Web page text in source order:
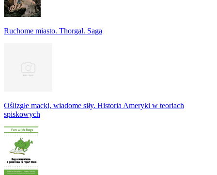
Ruchome miasto. Thorgal. Saga
Oślizgłe macki, wiadome siły. Historia Ameryki w teoriach
spiskowych